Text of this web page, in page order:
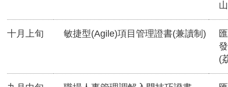
十月上旬 敏捷型(Agile)項目管理證書(兼讀制)
(